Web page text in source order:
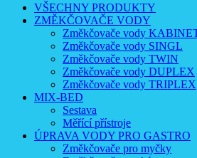
VŠECHNY PRODUKTY
ZMĚKČOVAČE VODY
Změkčovače vody
Změkčovače vody SINGL
Změkčovače vody TWIN
Změkčovače vody DUPLEX
Změkčovače vody TRIPLEX
MIX-BED
Sestava
Měřící přístroje
ÚPRAVA VODY PRO GASTRO
Změkčovače pro myčky